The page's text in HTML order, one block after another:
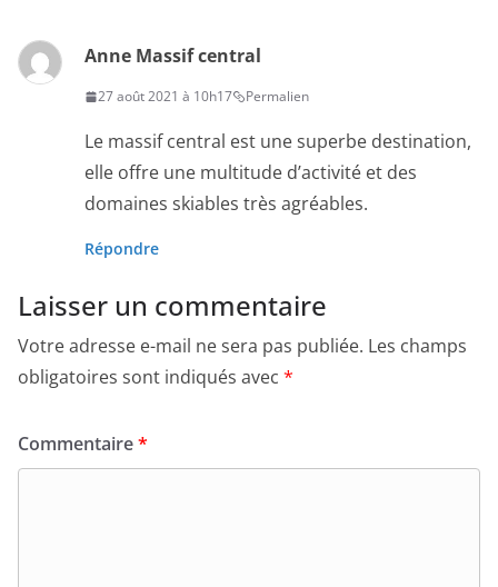
Anne Massif central
27 août 2021 à 10h17 Permalien
Le massif central est une superbe destination,
elle offre une multitude d’activité et des
domaines skiables très agréables.
Répondre
Laisser un commentaire
Votre adresse e-mail ne sera pas publiée. Les champs
obligatoires sont indiqués avec *
Commentaire*